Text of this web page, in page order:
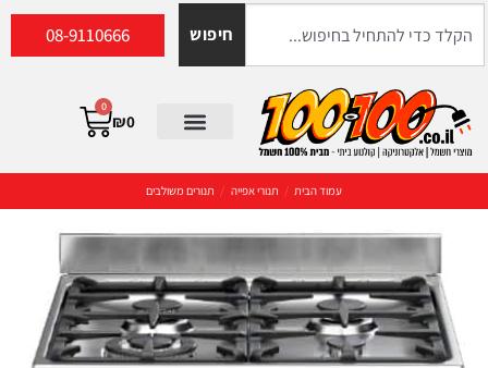
חיפוש 08-9110666
₪0
0
עמוד הבית / תנורי אפייה / תנורים משולבים